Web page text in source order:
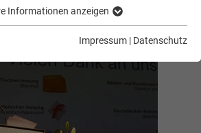
Informationen anzeigen
Impressum | Datenschutz